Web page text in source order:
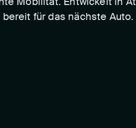
für das nächste Auto.